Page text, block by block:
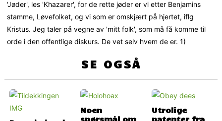
'Jøder', les 'Khazarer', for de rette jøder er vi etter Benjamins
stamme, Løvefolket, og vi som er omskjært på hjertet, iflg
Kristus. Jeg taler på vegne av 'mitt folk', som må få komme til
orde i den offentlige diskurs. De vet selv hvem de er. 1)
SE OGSÅ
Noen
spørsmål om
Utrolige
patenter fra